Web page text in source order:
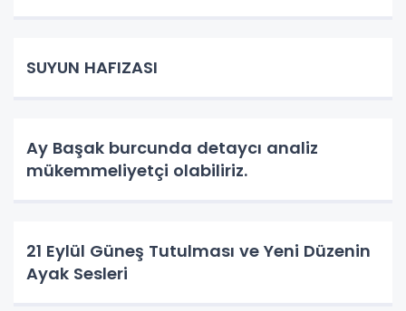
SUYUN HAFIZASI
Ay Başak burcunda detaycı analiz
mükemmeliyetçi olabiliriz.
21 Eylül Güneş Tutulması ve Yeni Düzenin
Ayak Sesleri